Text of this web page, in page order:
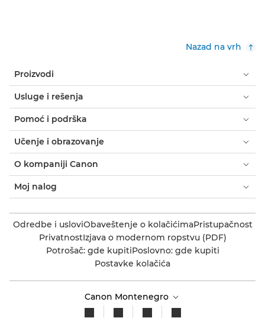
Nazad na vrh
Proizvodi
Usluge i rešenja
Pomoć i podrška
Učenje i obrazovanje
O kompaniji Canon
Moj nalog
Odredbe i usloviObaveštenje o kolačićimaPristupačnost
PrivatnostIzjava o modernom ropstvu (PDF)
Potrošač: gde kupitiPoslovno: gde kupiti
Postavke kolačića
Canon Montenegro